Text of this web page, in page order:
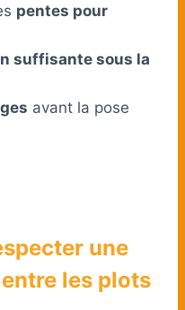
pentes pour
suffisante sous la
avant la pose
une
les plots